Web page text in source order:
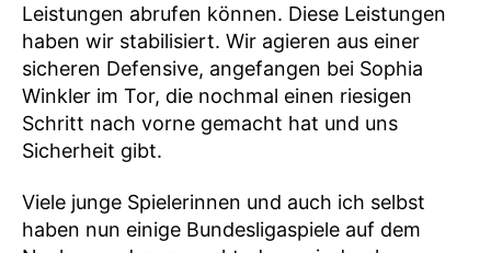
Leistungen abrufen können. Diese Leistungen
haben wir stabilisiert. Wir agieren aus einer
sicheren Defensive, angefangen bei Sophia
Winkler im Tor, die nochmal einen riesigen
Schritt nach vorne gemacht hat und uns
Sicherheit gibt.
Viele junge Spielerinnen und auch ich selbst
haben nun einige Bundesligaspiele auf dem